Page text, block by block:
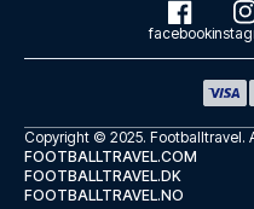
facebook
Copyright © 2025. Footballtravel.
FOOTBALLTRAVEL.COM
FOOTBALLTRAVEL.DK
FOOTBALLTRAVEL.NO